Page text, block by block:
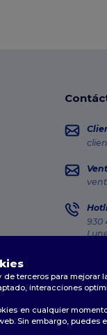
930
reservados
terceros para
interacciones
en cualquier
Sin embargo,